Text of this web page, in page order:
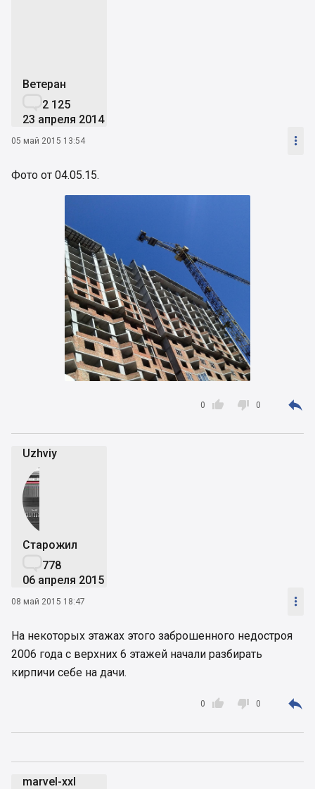
Ветеран
2 125
23 апреля 2014
05 май 2015 13:54 
Фото от 04.05.15.

0  0 
Uzhviy
Старожил
778
06 апреля 2015
08 май 2015 18:47 
На некоторых этажах этого заброшенного недостроя
2006 года с верхних 6 этажей начали разбирать
кирпичи себе на дачи.

0  0 
marvel-xxl